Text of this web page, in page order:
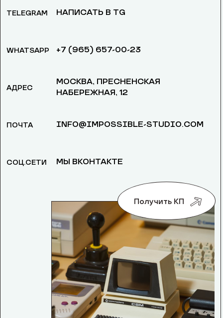
TELEGRAM
WHATSAPP
АДРЕС
ПОЧТА
СОЦ.СЕТИ
НАПИСАТЬ В TG
+7 (965) 657-00-23
МОСКВА, ​ПРЕСНЕНСКАЯ
НАБЕРЕЖНАЯ, 12
INFO@IMPOSSIBLE-STUDIO.COM
МЫ ВКОНТАКТЕ
Получить КП